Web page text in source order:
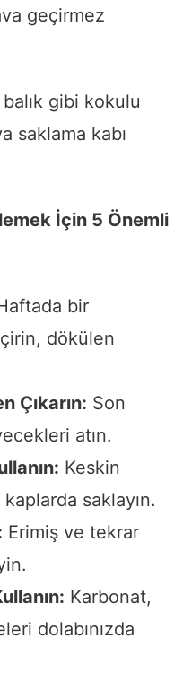
geçirmez
gibi kokulu
saklama kabı
İçin 5 Önemli
bir
dökülen
Çıkarın: Son
atın.
Keskin
saklayın.
Erimiş ve tekrar
Karbonat,
dolabınızda